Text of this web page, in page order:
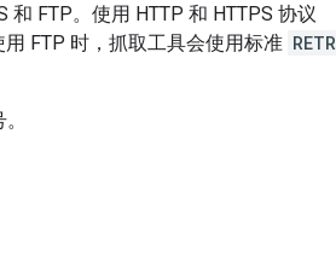
FTP。使用 HTTP 和 HTTPS 协议
FTP 时，抓取工具会使用标准 RETR